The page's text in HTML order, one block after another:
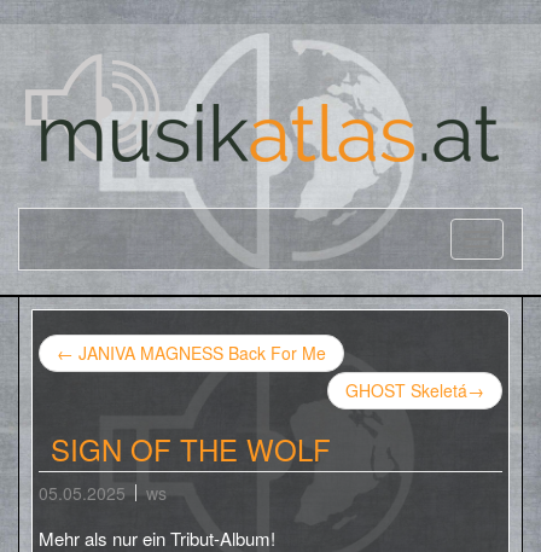
← JANIVA MAGNESS Back For Me
GHOST Skeletá→
SIGN OF THE WOLF
05.05.2025 ws
Mehr als nur ein Tribut-Album!